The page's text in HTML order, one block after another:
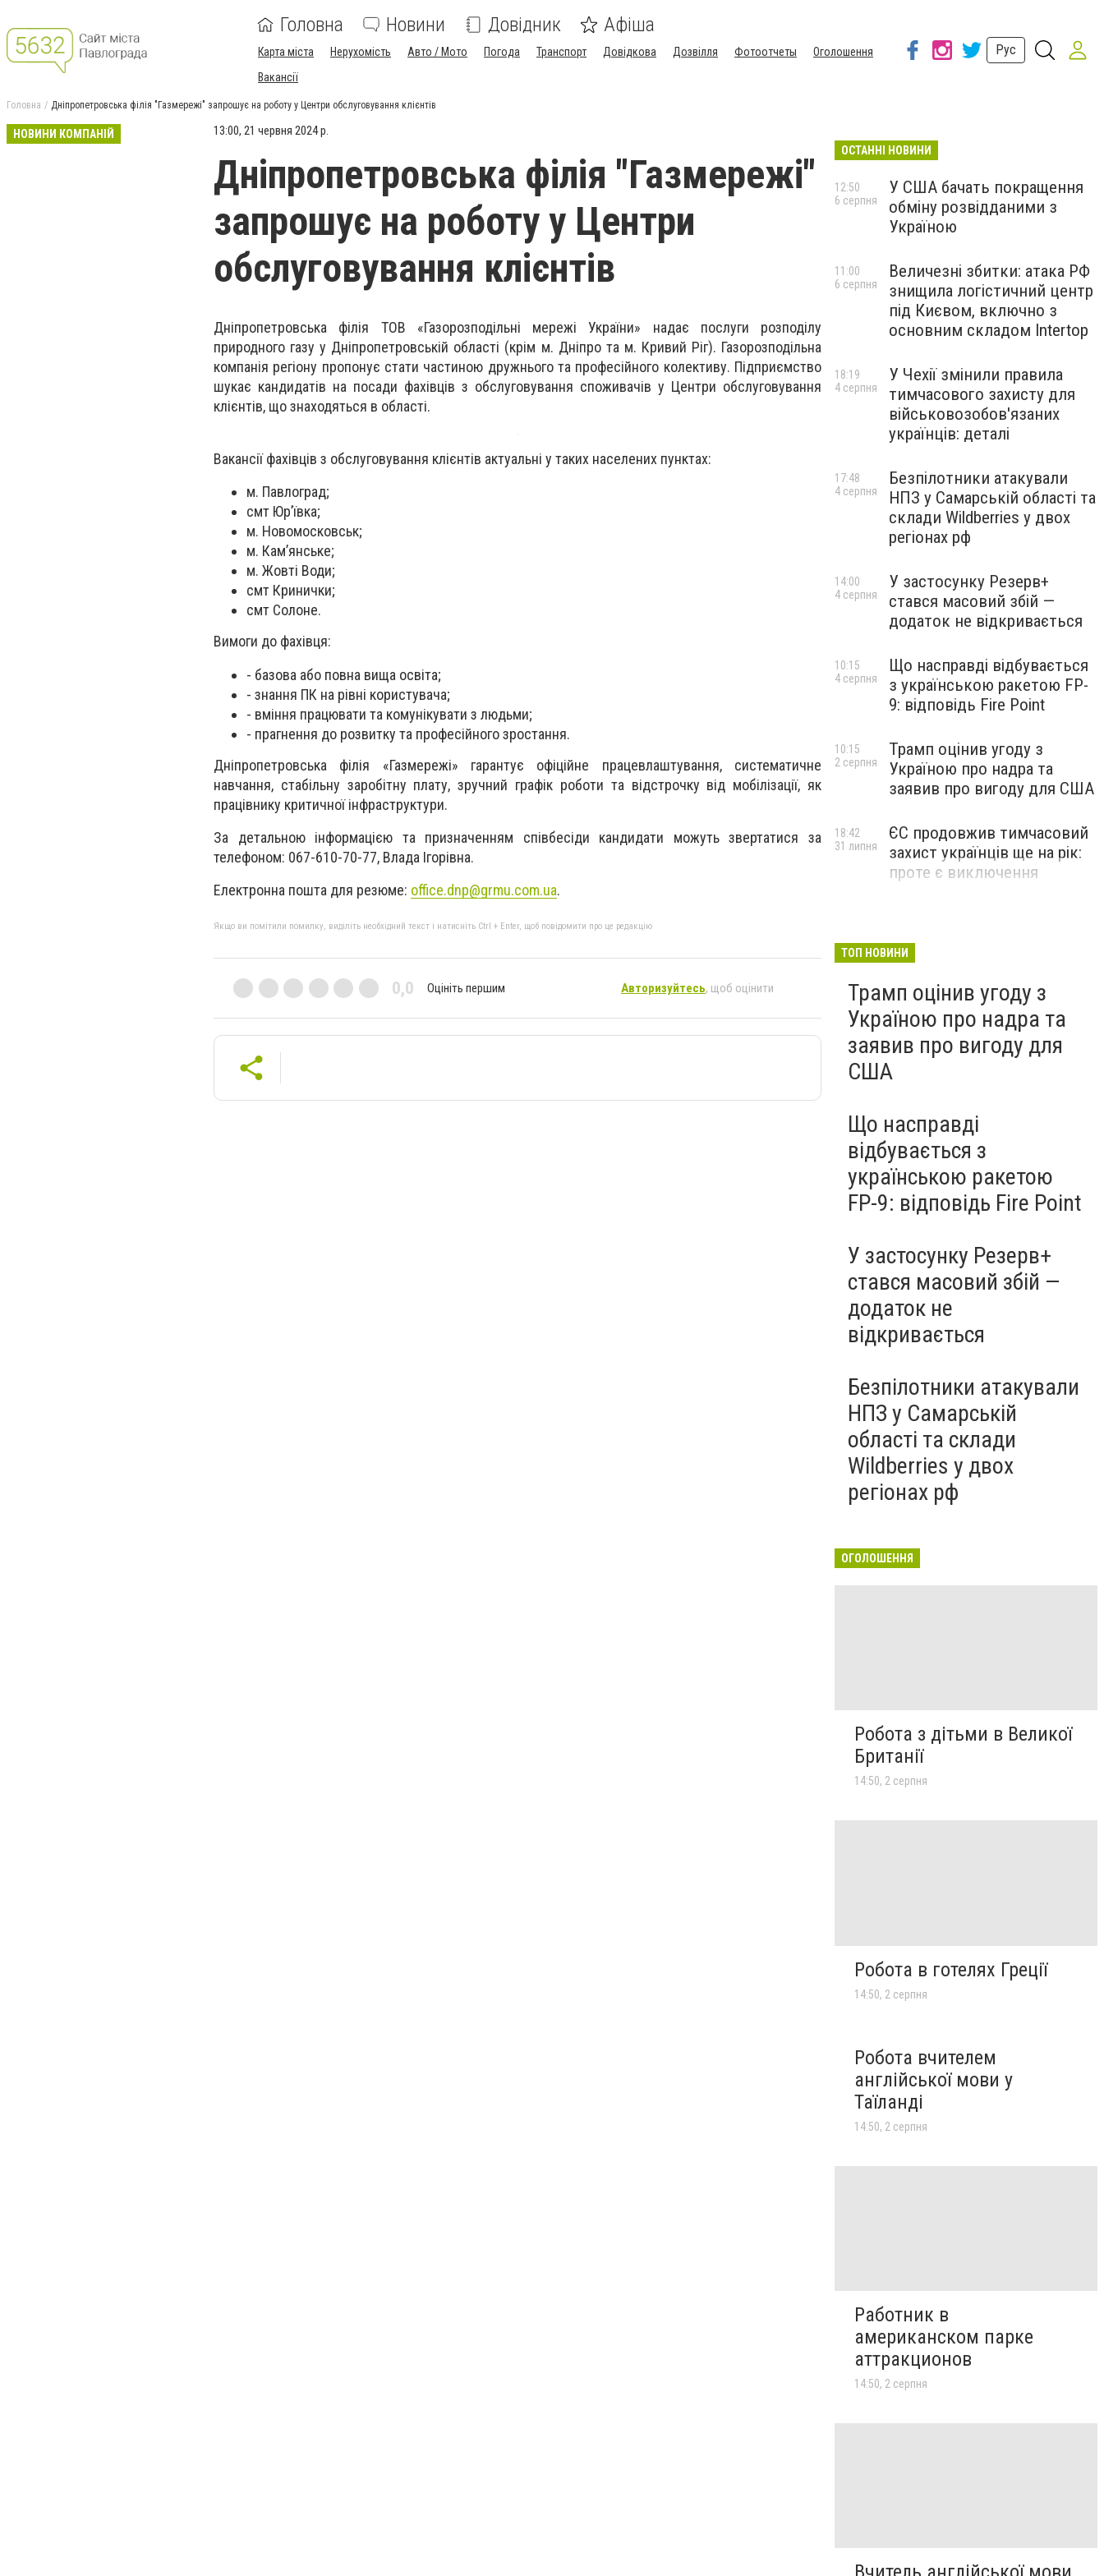
Головна Новини Довідник Афіша
Карта міста Нерухомість Авто / Мото Погода Транспорт Довідкова Дозвілля Фотоотчеты
Оголошення
Вакансії
Рус
Головна Дніпропетровська філія "Газмережі" запрошує на роботу у Центри обслуговування клієнтів
НОВИНИ КОМПАНІЙ 13:00, 21 червня 2024 р.
Дніпропетровська філія "Газмережі"
запрошує на роботу у Центри
обслуговування клієнтів
Дніпропетровська філія ТОВ «Газорозподільні мережі України» надає послуги розподілу
природного газу у Дніпропетровській області (крім м. Дніпро та м. Кривий Ріг). Газорозподільна
компанія регіону пропонує стати частиною дружнього та професійного колективу. Підприємство
шукає кандидатів на посади фахівців з обслуговування споживачів у Центри обслуговування
клієнтів, що знаходяться в області.
Вакансії фахівців з обслуговування клієнтів актуальні у таких населених пунктах:
м. Павлоград;
смт Юр’ївка;
м. Новомосковськ;
м. Кам’янське;
м. Жовті Води;
смт Кринички;
смт Солоне.
Вимоги до фахівця:
- базова або повна вища освіта;
- знання ПК на рівні користувача;
- вміння працювати та комунікувати з людьми;
- прагнення до розвитку та професійного зростання.
Дніпропетровська філія «Газмережі» гарантує офіційне працевлаштування, систематичне
навчання, стабільну заробітну плату, зручний графік роботи та відстрочку від мобілізації, як
працівнику критичної інфраструктури.
За детальною інформацією та призначенням співбесіди кандидати можуть звертатися за
телефоном: 067-610-70-77, Влада Ігорівна.
Електронна пошта для резюме: office.dnp@grmu.com.ua.
Якщо ви помітили помилку, виділіть необхідний текст і натисніть Ctrl + Enter, щоб повідомити про це редакцію
0,0 Оцініть першим Авторизуйтесь, щоб оцінити
ОСТАННІ НОВИНИ
У США бачать покращення
обміну розвідданими з
Україною
12:50
6 серпня
Величезні збитки: атака РФ
знищила логістичний центр
під Києвом, включно з
основним складом Intertop
11:00
6 серпня
У Чехії змінили правила
тимчасового захисту для
військовозобов'язаних
українців: деталі
18:19
4 серпня
Безпілотники атакували
НПЗ у Самарській області та
склади Wildberries у двох
регіонах рф
17:48
4 серпня
У застосунку Резерв+
стався масовий збій —
додаток не відкривається
14:00
4 серпня
Що насправді відбувається
з українською ракетою FP-
9: відповідь Fire Point
10:15
4 серпня
Трамп оцінив угоду з
Україною про надра та
заявив про вигоду для США
10:15
2 серпня
ЄС продовжив тимчасовий
захист українців ще на рік:
проте є виключення
18:42
31 липня
ТОП НОВИНИ
Трамп оцінив угоду з
Україною про надра та
заявив про вигоду для
США
Що насправді
відбувається з
українською ракетою
FP-9: відповідь Fire Point
У застосунку Резерв+
стався масовий збій —
додаток не
відкривається
Безпілотники атакували
НПЗ у Самарській
області та склади
Wildberries у двох
регіонах рф
ОГОЛОШЕННЯ
Робота з дітьми в Великої
Британії
14:50, 2 серпня
Робота в готелях Греції
14:50, 2 серпня
Робота вчителем
англійської мови у
Таїланді
14:50, 2 серпня
Работник в
американском парке
аттракционов
14:50, 2 серпня